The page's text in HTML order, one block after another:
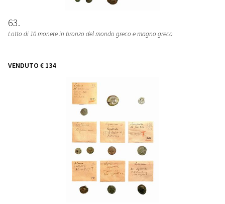
63
Lotto di 10 monete in bronzo del mondo greco e magno greco
VENDUTO € 134